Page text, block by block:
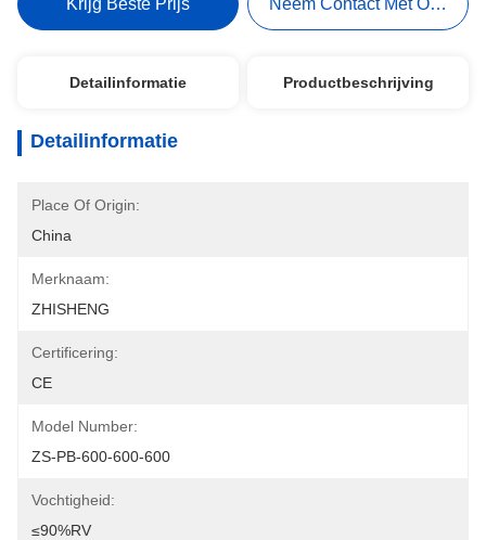
Krijg Beste Prijs Neem Contact Met Ons Op
Detailinformatie Productbeschrijving
Detailinformatie
Place Of Origin:
China
Merknaam:
ZHISHENG
Certificering:
CE
Model Number:
ZS-PB-600-600-600
Vochtigheid:
≤90%RV